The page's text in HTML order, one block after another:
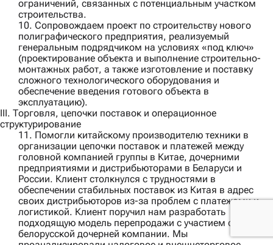
ограничений, связанных с потенциальным участком
строительства.
10. Сопровождаем проект по строительству нового
полиграфического предприятия, реализуемый
генеральным подрядчиком на условиях «под ключ»
(проектирование объекта и выполнение строительно-
монтажных работ, а также изготовление и поставку
сложного технологического оборудования и
обеспечение введения готового объекта в
эксплуатацию).
III. Торговля, цепочки поставок и операционное
структурирование
11. Помогли китайскому производителю техники в
организации цепочки поставок и платежей между
головной компанией группы в Китае, дочерними
предприятиями и дистрибьюторами в Беларуси и
России. Клиент столкнулся с трудностями в
обеспечении стабильных поставок из Китая в адрес
своих дистрибьюторов из-за проблем с платежами и
логистикой. Клиент поручил нам разработать
подходящую модель перепродажи с участием своей
белорусской дочерней компании. Мы